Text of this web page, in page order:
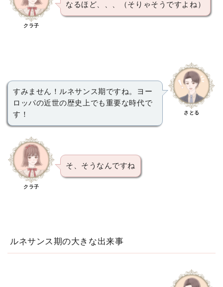
クラ子
なるほど、、、（そりゃそうですよね）
すみません！ルネサンス期ですね。ヨー
ロッパの近世の歴史上でも重要な時代で
す！
さとる
クラ子
そ、そうなんですね
ルネサンス期の大きな出来事